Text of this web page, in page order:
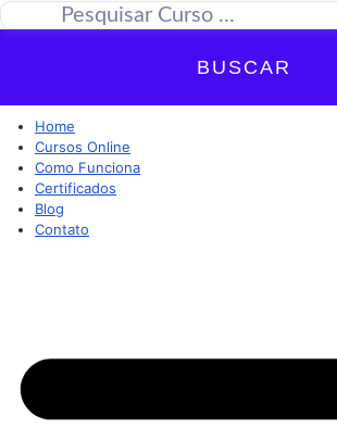
BUSCAR
Home
Cursos Online
Como Funciona
Certificados
Blog
Contato